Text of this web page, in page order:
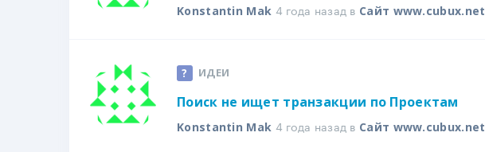
Konstantin Mak 4 года назад в Сайт www.cubux.net
ИДЕИ
Поиск не ищет транзакции по Проектам
Konstantin Mak 4 года назад в Сайт www.cubux.net